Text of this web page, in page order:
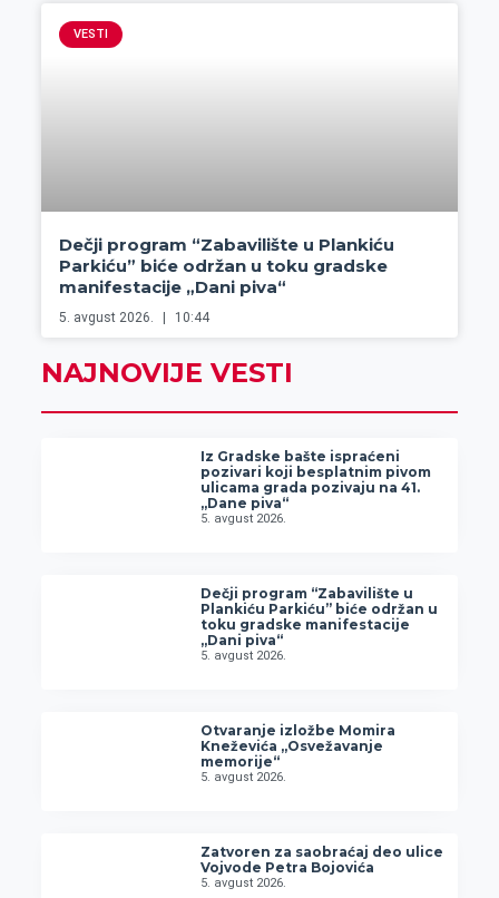
VESTI
Dečji program “Zabavilište u Plankiću
Parkiću” biće održan u toku gradske
manifestacije „Dani piva“
5. avgust 2026. 10:44
NAJNOVIJE VESTI
Iz Gradske bašte ispraćeni
pozivari koji besplatnim pivom
ulicama grada pozivaju na 41.
„Dane piva“
5. avgust 2026.
Dečji program “Zabavilište u
Plankiću Parkiću” biće održan u
toku gradske manifestacije
„Dani piva“
5. avgust 2026.
Otvaranje izložbe Momira
Kneževića „Osvežavanje
memorije“
5. avgust 2026.
Zatvoren za saobraćaj deo ulice
Vojvode Petra Bojovića
5. avgust 2026.